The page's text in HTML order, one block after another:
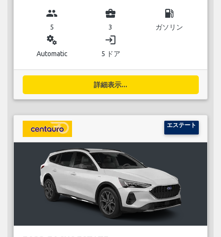
group
5
business_center
3
local_gas_station
ガソリン
miscellaneous_services
Automatic
login
5 ドア
詳細表示...
エステート